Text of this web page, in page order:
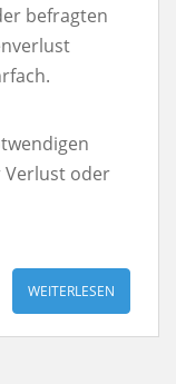
befragten
Verlust oder
WEITERLESEN